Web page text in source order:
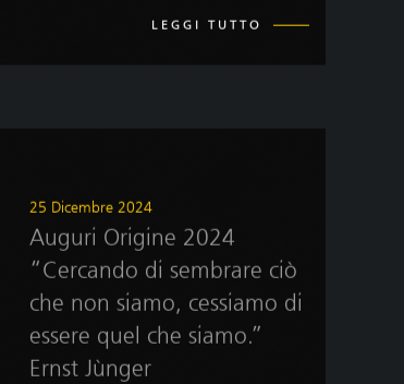
LEGGI TUTTO
25 Dicembre 2024
Auguri Origine 2024
“Cercando di sembrare ciò
che non siamo, cessiamo di
essere quel che siamo.”
Ernst Jùnger